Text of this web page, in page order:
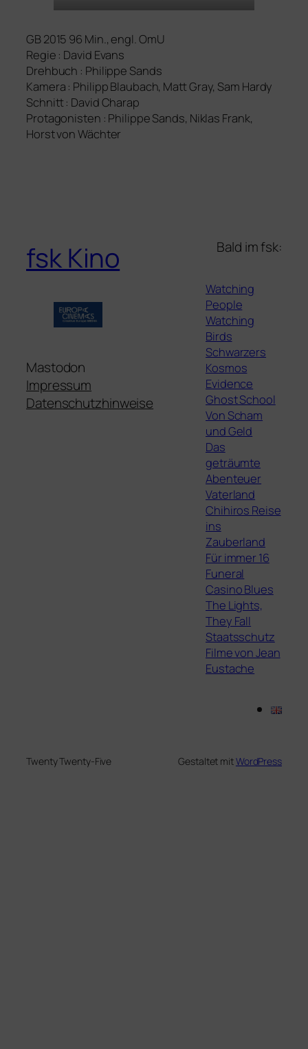
GB2015 96 Min., engl. OmU
Regie : David Evans
Drehbuch : Philippe Sands
Kamera : Philipp Blaubach, Matt Gray, Sam Hardy
Schnitt : David Charap
Protagonisten : Philippe Sands, Niklas Frank,
Horst von Wächter
fsk Kino
Mastodon
Impressum
Datenschutzhinweise
Bald im fsk:
Watching
People
Watching
Birds
Schwarzers
Kosmos
Evidence
Ghost School
Von Scham
und Geld
Das
geträumte
Abenteuer
Vaterland
Chihiros Reise
ins
Zauberland
Für immer 16
Funeral
Casino Blues
The Lights,
They Fall
Staatsschutz
Filme von Jean
Eustache
Twenty Twenty-Five Gestaltet mitWordPress